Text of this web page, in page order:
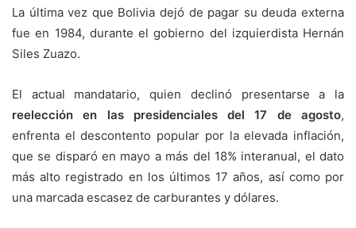
La última vez que Bolivia dejó de pagar su deuda externa
fue en 1984, durante el gobierno del izquierdista Hernán
Siles Zuazo.
El actual mandatario, quien declinó presentarse a la
reelección en las presidenciales del 17 de agosto,
enfrenta el descontento popular por la elevada inflación,
que se disparó en mayo a más del 18% interanual, el dato
más alto registrado en los últimos 17 años, así como por
una marcada escasez de carburantes y dólares.